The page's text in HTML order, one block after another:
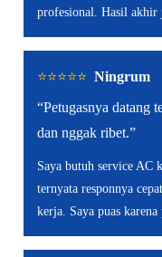
profesional. Hasil akhir
⭐️⭐️⭐️⭐️⭐️ Ningrum
“Petugasnya datang
dan nggak ribet.”
Saya butuh service AC
ternyata responnya
kerja. Saya puas